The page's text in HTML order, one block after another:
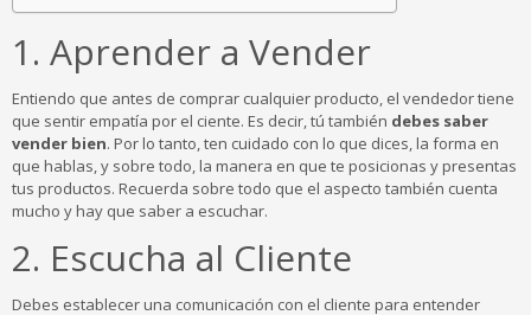
1. Aprender a Vender
Entiendo que antes de comprar cualquier producto, el vendedor tiene
que sentir empatía por el ciente. Es decir, tú también debes saber
vender bien. Por lo tanto, ten cuidado con lo que dices, la forma en
que hablas, y sobre todo, la manera en que te posicionas y presentas
tus productos. Recuerda sobre todo que el aspecto también cuenta
mucho y hay que saber a escuchar.
2. Escucha al Cliente
Debes establecer una comunicación con el cliente para entender